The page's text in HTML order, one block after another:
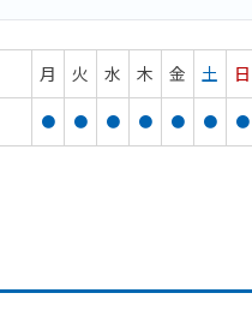
月 火 水 木 金 土
日
● ● ● ● ● ● ●